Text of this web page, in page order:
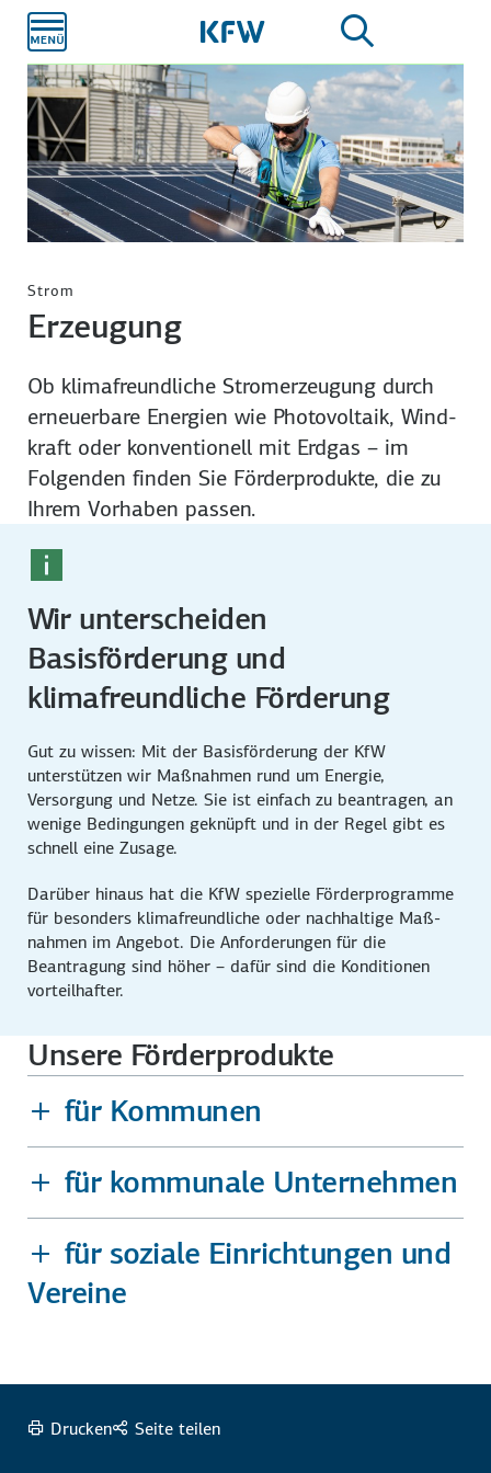
Hauptinhalt
Strom
Erzeugung
Ob klimafreundliche Strom­erzeugung durch
erneuerbare Energien wie Photo­voltaik, Wind­
kraft oder konventionell mit Erd­gas – im
Folgenden finden Sie Förder­produkte, die zu
Ihrem Vorhaben passen.
Wir unterscheiden
Basisförderung und
klimafreundliche Förderung
Gut zu wissen: Mit der Basis­förderung der KfW
unterstützen wir Maßnahmen rund um Energie,
Versorgung und Netze. Sie ist einfach zu beantragen, an
wenige Bedingungen geknüpft und in der Regel gibt es
schnell eine Zusage.
Darüber hinaus hat die KfW spezielle Förder­programme
für besonders klima­freundliche oder nachhaltige Maß­
nahmen im Angebot. Die Anforderungen für die
Beantragung sind höher – dafür sind die Konditionen
vorteilhafter.
Unsere Förderprodukte
für Kommunen
für kommunale Unternehmen
für soziale Einrichtungen und
Vereine
Drucken Seite teilen